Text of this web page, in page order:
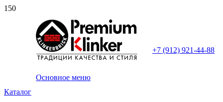
+7 (912) 921-44-88
Основное меню
Каталог